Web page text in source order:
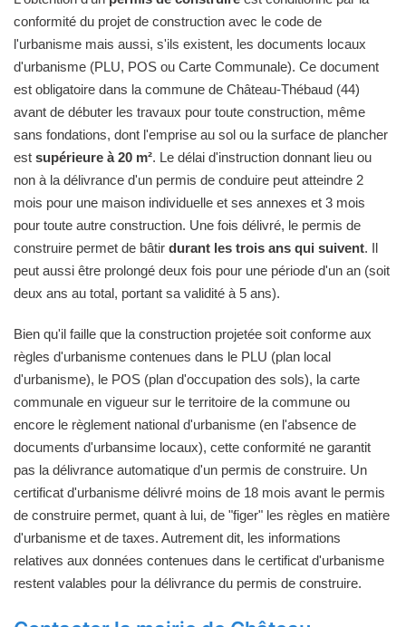
conformité du projet de construction avec le code de
l'urbanisme mais aussi, s'ils existent, les documents locaux
d'urbanisme (PLU, POS ou Carte Communale). Ce document
est obligatoire dans la commune de Château-Thébaud (44)
avant de débuter les travaux pour toute construction, même
sans fondations, dont l'emprise au sol ou la surface de plancher
est supérieure à 20 m². Le délai d'instruction donnant lieu ou
non à la délivrance d'un permis de conduire peut atteindre 2
mois pour une maison individuelle et ses annexes et 3 mois
pour toute autre construction. Une fois délivré, le permis de
construire permet de bâtir durant les trois ans qui suivent. Il
peut aussi être prolongé deux fois pour une période d'un an (soit
deux ans au total, portant sa validité à 5 ans).
Bien qu'il faille que la construction projetée soit conforme aux
règles d'urbanisme contenues dans le PLU (plan local
d'urbanisme), le POS (plan d'occupation des sols), la carte
communale en vigueur sur le territoire de la commune ou
encore le règlement national d'urbanisme (en l'absence de
documents d'urbansime locaux), cette conformité ne garantit
pas la délivrance automatique d'un permis de construire. Un
certificat d'urbanisme délivré moins de 18 mois avant le permis
de construire permet, quant à lui, de "figer" les règles en matière
d'urbanisme et de taxes. Autrement dit, les informations
relatives aux données contenues dans le certificat d'urbanisme
restent valables pour la délivrance du permis de construire.